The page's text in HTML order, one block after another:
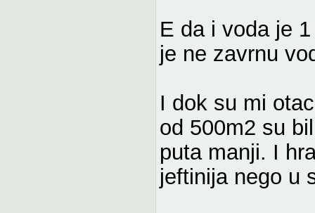
E da i voda je
je ne zavrnu
I dok su mi
od 500m2 su
puta manji. I
jeftinija nego u